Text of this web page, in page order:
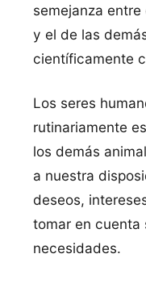
semejanza
y el de las
científicamente
Los seres
rutinariamente
los demás
a nuestra
deseos,
tomar en cuenta
necesidades.